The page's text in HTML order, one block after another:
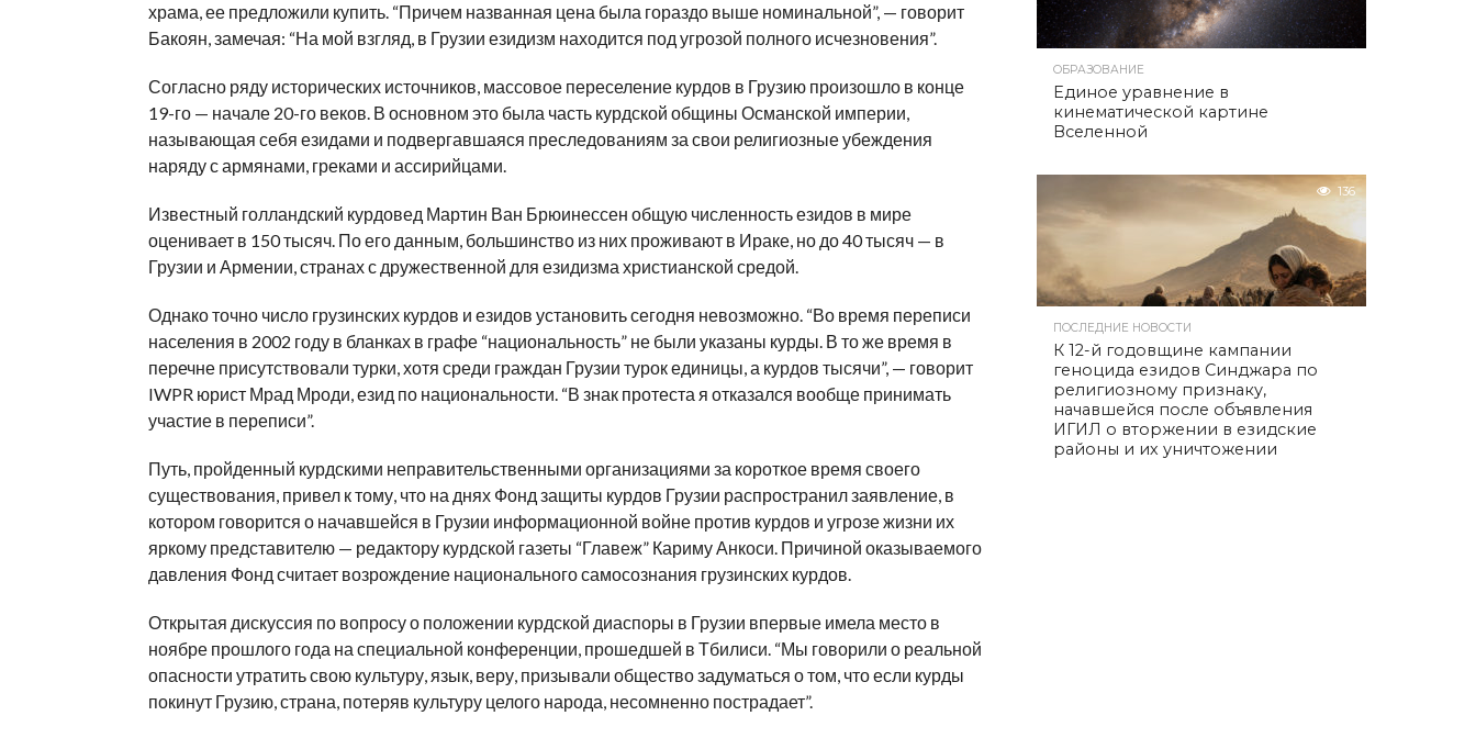
храма, ее предложили купить. “Причем названная цена была гораздо выше номинальной”, — говорит
Бакоян, замечая: “На мой взгляд, в Грузии езидизм находится под угрозой полного исчезновения”.
Согласно ряду исторических источников, массовое переселение курдов в Грузию произошло в конце
19-го — начале 20-го веков. В основном это была часть курдской общины Османской империи,
называющая себя езидами и подвергавшаяся преследованиям за свои религиозные убеждения
наряду с армянами, греками и ассирийцами.
Известный голландский курдовед Мартин Ван Брюинессен общую численность езидов в мире
оценивает в 150 тысяч. По его данным, большинство из них проживают в Ираке, но до 40 тысяч — в
Грузии и Армении, странах с дружественной для езидизма христианской средой.
Однако точно число грузинских курдов и езидов установить сегодня невозможно. “Во время переписи
населения в 2002 году в бланках в графе “национальность” не были указаны курды. В то же время в
перечне присутствовали турки, хотя среди граждан Грузии турок единицы, а курдов тысячи”, — говорит
IWPR юрист Мрад Мроди, езид по национальности. “В знак протеста я отказался вообще принимать
участие в переписи”.
Путь, пройденный курдскими неправительственными организациями за короткое время своего
существования, привел к тому, что на днях Фонд защиты курдов Грузии распространил заявление, в
котором говорится о начавшейся в Грузии информационной войне против курдов и угрозе жизни их
яркому представителю — редактору курдской газеты “Главеж” Кариму Анкоси. Причиной оказываемого
давления Фонд считает возрождение национального самосознания грузинских курдов.
Открытая дискуссия по вопросу о положении курдской диаспоры в Грузии впервые имела место в
ноябре прошлого года на специальной конференции, прошедшей в Тбилиси. “Мы говорили о реальной
опасности утратить свою культуру, язык, веру, призывали общество задуматься о том, что если курды
покинут Грузию, страна, потеряв культуру целого народа, несомненно пострадает”.
ОБРАЗОВАНИЕ
Единое уравнение в
кинематической картине
Вселенной
136
ПОСЛЕДНИЕ НОВОСТИ
К 12-й годовщине кампании
геноцида езидов Синджара по
религиозному признаку,
начавшейся после объявления
ИГИЛ о вторжении в езидские
районы и их уничтожении